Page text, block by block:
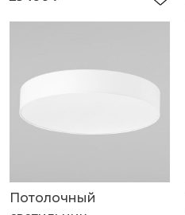
Потолочный